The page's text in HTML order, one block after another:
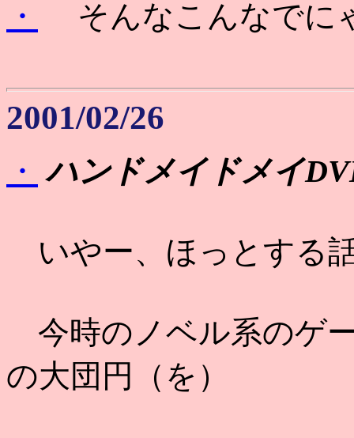
・ そんなこんなでに
2001/02/26
・ ハンドメイドメイ
いやー、ほっとする
今時のノベル系のゲ
の大団円（を）